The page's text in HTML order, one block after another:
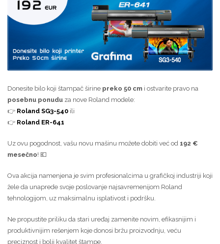
Donesite bilo koji štampač širine preko 50 cm i ostvarite pravo na
posebnu ponudu za nove Roland modele:
👉 Roland SG3-540 ili
👉 Roland ER-641
Uz ovu pogodnost, vašu novu mašinu možete dobiti već od 192 €
mesečno! 💶
Ova akcija namenjena je svim profesionalcima u grafičkoj industriji koji
žele da unaprede svoje poslovanje najsavremenijom Roland
tehnologijom, uz maksimalnu isplativost i podršku.
Ne propustite priliku da stari uređaj zamenite novim, efikasnijim i
produktivnijim rešenjem koje donosi bržu proizvodnju, veću
preciznost i bolji kvalitet štampe.